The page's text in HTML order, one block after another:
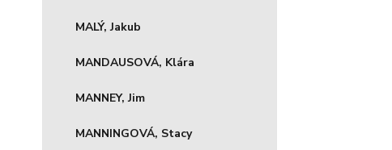
MALÝ, Jakub
MANDAUSOVÁ, Klára
MANNEY, Jim
MANNINGOVÁ, Stacy